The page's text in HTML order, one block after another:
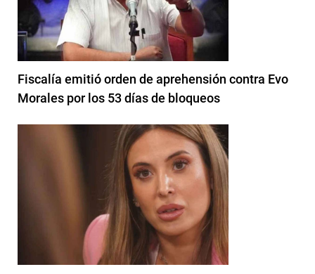
Fiscalía emitió orden de aprehensión contra Evo
Morales por los 53 días de bloqueos